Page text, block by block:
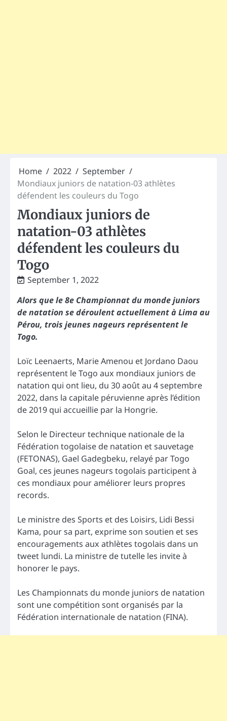
Home 2022
September
Mondiaux juniors de natation-03 athlètes
défendent les couleurs du Togo
Mondiaux juniors de
natation-03 athlètes
défendent les couleurs du
Togo
September 1, 2022
Alors que le 8e Championnat du monde juniors
de natation se déroulent actuellement à Lima au
Pérou, trois jeunes nageurs représentent le
Togo.
Loïc Leenaerts, Marie Amenou et Jordano Daou
représentent le Togo aux mondiaux juniors de
natation qui ont lieu, du 30 août au 4 septembre
2022, dans la capitale péruvienne après l’édition
de 2019 qui accueillie par la Hongrie.
Selon le Directeur technique nationale de la
Fédération togolaise de natation et sauvetage
(FETONAS), Gael Gadegbeku, relayé par Togo
Goal, ces jeunes nageurs togolais participent à
ces mondiaux pour améliorer leurs propres
records.
Le ministre des Sports et des Loisirs, Lidi Bessi
Kama, pour sa part, exprime son soutien et ses
encouragements aux athlètes togolais dans un
tweet lundi. La ministre de tutelle les invite à
honorer le pays.
Les Championnats du monde juniors de natation
sont une compétition sont organisés par la
Fédération internationale de natation (FINA).